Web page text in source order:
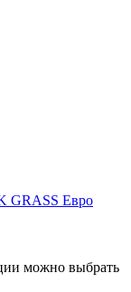
GRASS Евро
можно выбрать